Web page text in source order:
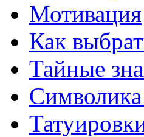
Мотивация
Как
Тайные
Символикa